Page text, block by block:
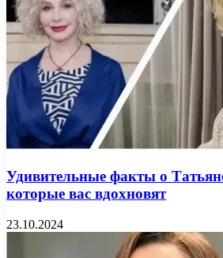
Удивительные факты о
которые вас вдохновят
23.10.2024